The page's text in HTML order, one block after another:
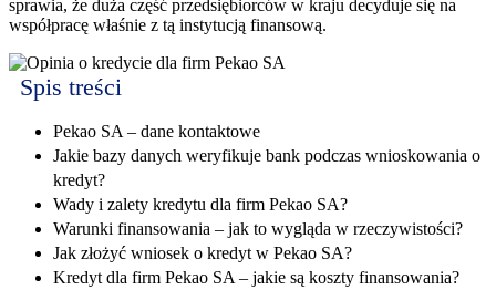
sprawia, że duża część przedsiębiorców w kraju decyduje się na
współpracę właśnie z tą instytucją finansową.
Spis treści
Pekao SA – dane kontaktowe
Jakie bazy danych weryfikuje bank podczas wnioskowania o
kredyt?
Wady i zalety kredytu dla firm Pekao SA?
Warunki finansowania – jak to wygląda w rzeczywistości?
Jak złożyć wniosek o kredyt w Pekao SA?
Kredyt dla firm Pekao SA – jakie są koszty finansowania?